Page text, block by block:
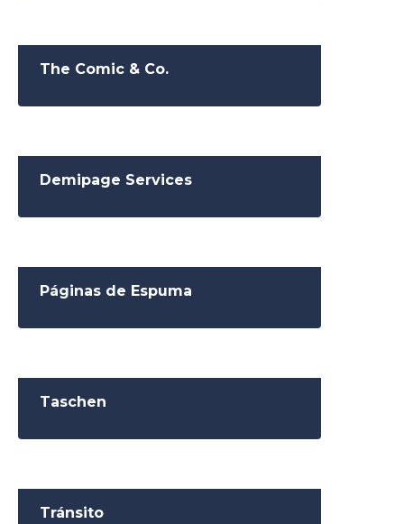
The Comic & Co.
Demipage Services
Páginas de Espuma
Taschen
Tránsito